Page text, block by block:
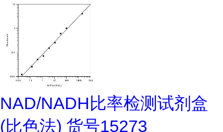
NAD/NADH比率检测试剂盒
(比色法) 货号15273